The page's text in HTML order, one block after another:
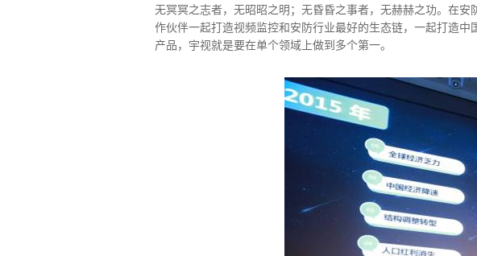
无冥冥之志者，无昭昭之明；无昏昏之事者，无赫赫之功。在
作伙伴一起打造视频监控和安防行业最好的生态链，一起打造
产品，宇视就是要在单个领域上做到多个第一。